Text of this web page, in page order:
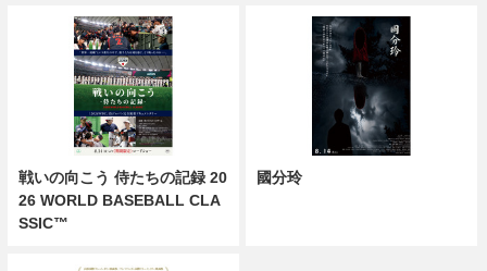
戦いの向こう 侍たちの記録 20
26 WORLD BASEBALL CLA
SSIC™
國分玲